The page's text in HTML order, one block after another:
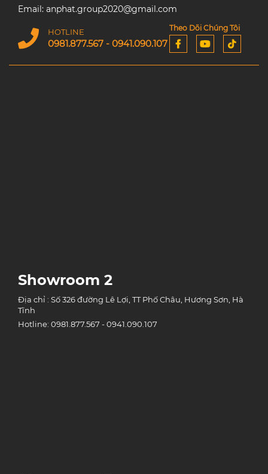
Email: anphat.group2020@gmail.com
HOTLINE
0981.877.567 - 0941.090.107
Theo Dõi Chúng Tôi
Showroom 2
Địa chỉ : Số 326 đường Lê Lợi, TT Phố Châu, Hương Sơn, Hà
Tĩnh
Hotline: 0981.877.567 - 0941.090.107